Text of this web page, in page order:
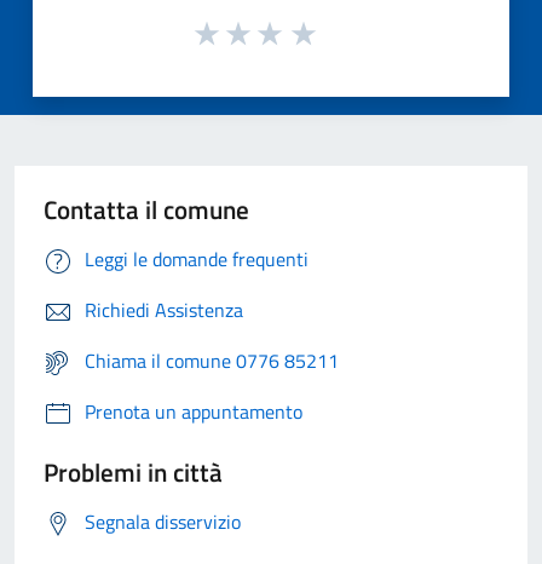
Contatta il comune
Leggi le domande frequenti
Richiedi Assistenza
Chiama il comune 0776 85211
Prenota un appuntamento
Problemi in città
Segnala disservizio